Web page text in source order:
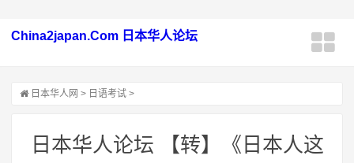
China2japan.Com 日本华人论坛
日本华人网 > 日语考试 >
日本华人论坛 【转】《日本人这